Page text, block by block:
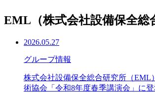
EML（株式会社設備保全総
2026.05.27
グループ情報
株式会社設備保全総合研究所（EML
術協会「令和8年度春季講演会」に